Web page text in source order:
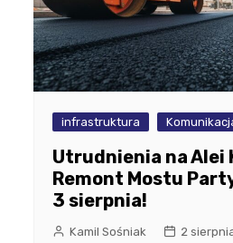
infrastruktura
Utrudnienia na Alei
Remont Mostu
3 sierpnia!
Kamil Sośniak 2